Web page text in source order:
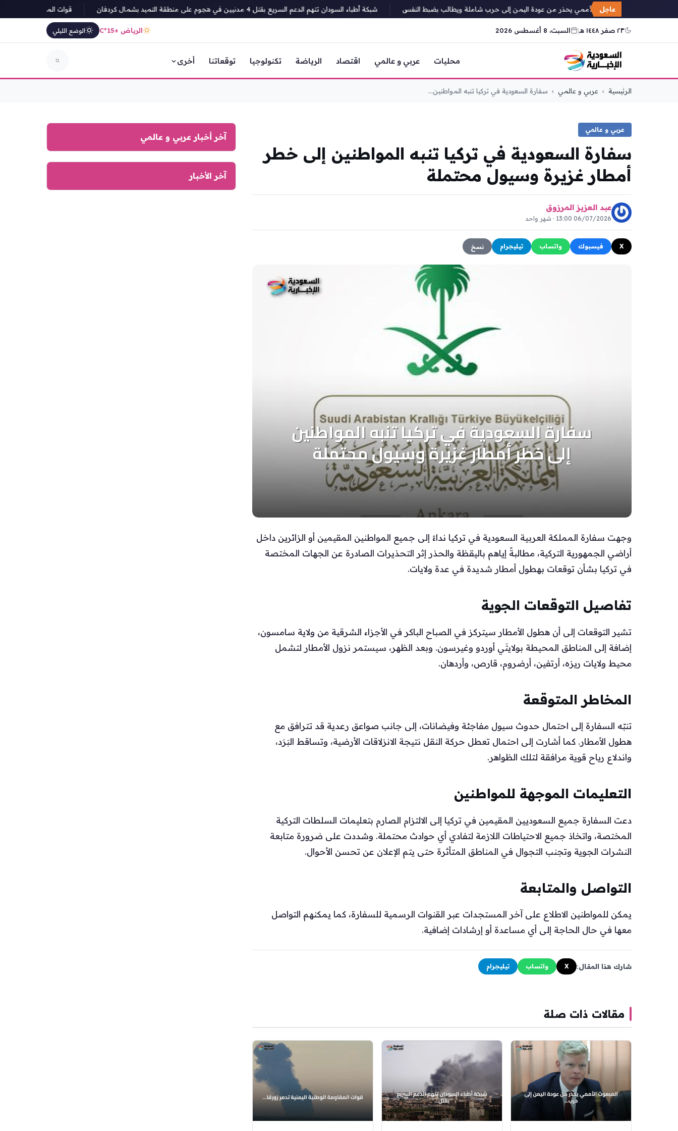
عاجل
المبعوث الأممي يحذر من عودة اليمن إلى حرب شاملة ويطالب بضبط النفس شبكة أطباء السودان تتهم الدعم السريع بقتل 4 مدنيين في هجوم على منطقة التميد بشمال كردفان قوات المقاومة الوطنية
٢٣ صفر ١٤٤٨ هـ | السبت، 8 أغسطس 2026 الرياض +15°C الوضع الليلي
محليات عربي و عالمي اقتصاد الرياضة تكنولوجيا توقعاتنا أخرى
الرئيسية › عربي و عالمي › سفارة السعودية في تركيا تنبه المواطنين...
عربي و عالمي
سفارة السعودية في تركيا تنبه المواطنين إلى خطر
أمطار غزيرة وسيول محتملة
عبد العزيز المرزوق
06/07/2026 13:00 · شهر واحد
X فيسبوك واتساب تيليجرام نسخ
وجهت سفارة المملكة العربية السعودية في تركيا نداءً إلى جميع المواطنين المقيمين أو الزائرين داخل
أراضي الجمهورية التركية، مطالبةً إياهم باليقظة والحذر إثر التحذيرات الصادرة عن الجهات المختصة
في تركيا بشأن توقعات بهطول أمطار شديدة في عدة ولايات.
تفاصيل التوقعات الجوية
تشير التوقعات إلى أن هطول الأمطار سيتركز في الصباح الباكر في الأجزاء الشرقية من ولاية سامسون،
إضافة إلى المناطق المحيطة بولايتَي أوردو وغيرسون. وبعد الظهر، سيستمر نزول الأمطار لتشمل
محيط ولايات ريزه، أرتفين، أرضروم، قارص، وأردهان.
المخاطر المتوقعة
تنبّه السفارة إلى احتمال حدوث سيول مفاجئة وفيضانات، إلى جانب صواعق رعدية قد تترافق مع
هطول الأمطار. كما أشارت إلى احتمال تعطل حركة النقل نتيجة الانزلاقات الأرضية، وتساقط البَرَد،
واندلاع رياح قوية مرافقة لتلك الظواهر.
التعليمات الموجهة للمواطنين
دعت السفارة جميع السعوديين المقيمين في تركيا إلى الالتزام الصارم بتعليمات السلطات التركية
المختصة، واتخاذ جميع الاحتياطات اللازمة لتفادي أي حوادث محتملة. وشددت على ضرورة متابعة
النشرات الجوية وتجنب التجوال في المناطق المتأثرة حتى يتم الإعلان عن تحسن الأحوال.
التواصل والمتابعة
يمكن للمواطنين الاطلاع على آخر المستجدات عبر القنوات الرسمية للسفارة، كما يمكنهم التواصل
معها في حال الحاجة إلى أي مساعدة أو إرشادات إضافية.
شارك هذا المقال: X واتساب تيليجرام
مقالات ذات صلة
آخر أخبار عربي و عالمي
آخر الأخبار